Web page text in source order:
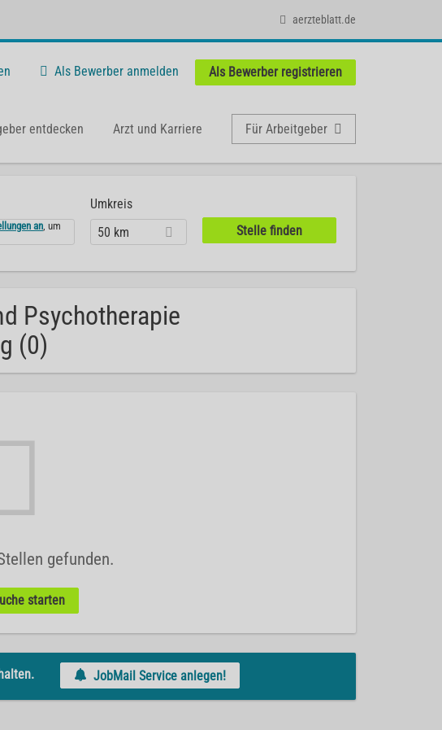
aerzteblatt.de
Als Bewerber anmelden Als Bewerber registrieren
entdecken Arzt und Karriere Für Arbeitgeber
an, um
Umkreis
50 km
Psychotherapie
(0)
gefunden.
starten
JobMail Service anlegen!